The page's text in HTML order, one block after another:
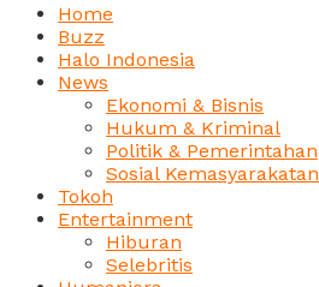
Home
Buzz
Halo Indonesia
News
Ekonomi & Bisnis
Hukum & Kriminal
Politik & Pemerintahan
Sosial Kemasyarakatan
Tokoh
Entertainment
Hiburan
Selebritis